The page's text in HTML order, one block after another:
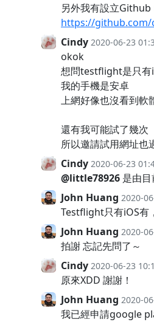
另外我有設立
https://github.com/
Cindy 2020-06-23
okok
想問testflight是只有
我的手機是安卓
上網好像也沒看到軟
還有我可能試了幾次
所以邀請試用網址也
Cindy 2020-06-23
@little78926 是由
John Huang 2020-
Testflight只有iOS有
John Huang 2020-
拍謝 忘記先問了～
Cindy 2020-06-23
原來XDD 謝謝！
John Huang 2020-
我已經申請google